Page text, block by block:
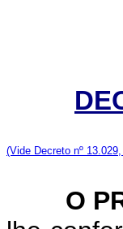
(Vide Decreto nº
O